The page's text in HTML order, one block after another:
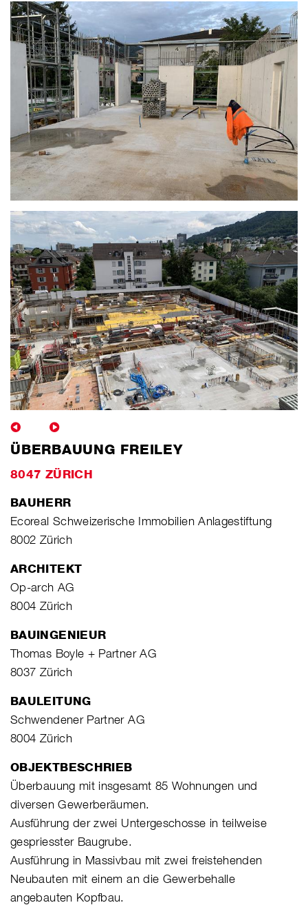
ÜBERBAUUNG FREILEY
8047 ZÜRICH
BAUHERR
Ecoreal Schweizerische Immobilien Anlagestiftung
8002 Zürich
ARCHITEKT
Op-arch AG
8004 Zürich
BAUINGENIEUR
Thomas Boyle + Partner AG
8037 Zürich
BAULEITUNG
Schwendener Partner AG
8004 Zürich
OBJEKTBESCHRIEB
Überbauung mit insgesamt 85 Wohnungen und
diversen Gewerberäumen.
Ausführung der zwei Untergeschosse in teilweise
gespriesster Baugrube.
Ausführung in Massivbau mit zwei freistehenden
Neubauten mit einem an die Gewerbehalle
angebauten Kopfbau.